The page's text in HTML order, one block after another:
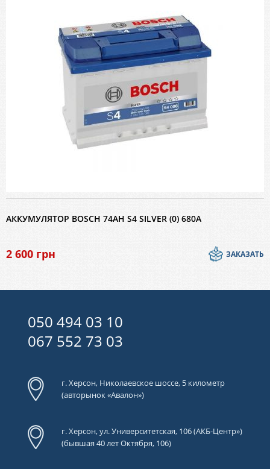
АККУМУЛЯТОР BOSCH 74AH S4 SILVER (0) 680A
2 600 грн ЗАКАЗАТЬ
050 494 03 10
067 552 73 03
г. Херсон, Николаевское шоссе, 5 километр
(авторынок «Авалон»)
г. Херсон, ул. Университетская, 106 (АКБ-Центр»)
(бывшая 40 лет Октября, 106)